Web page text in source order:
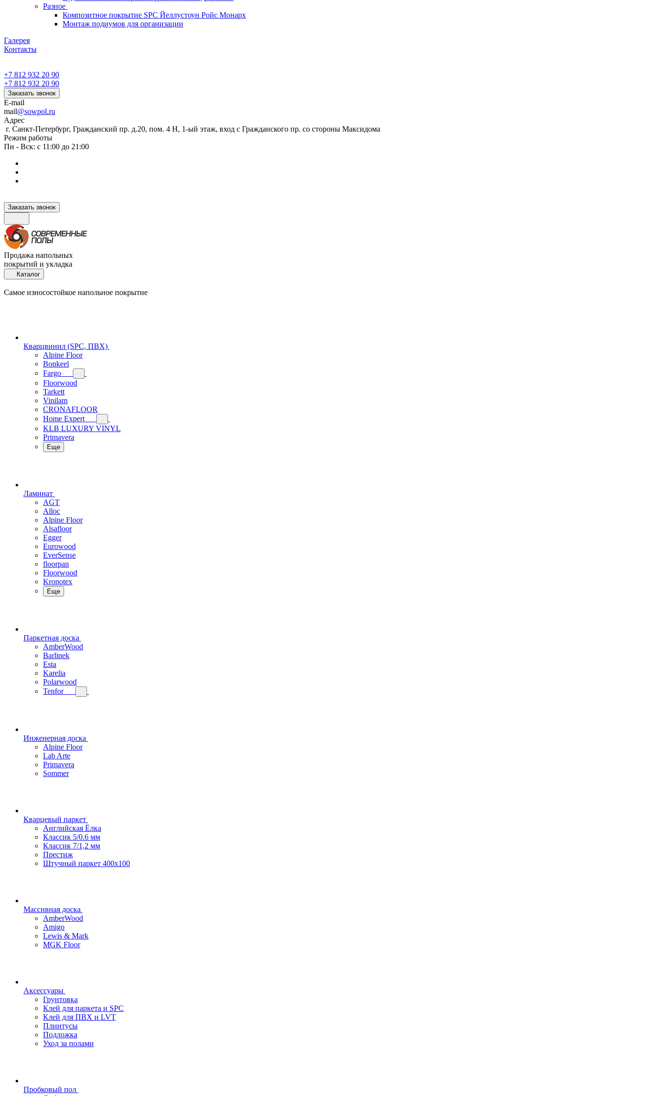
Разное
Композитное покрытие SPC Йеллустоун Ройс Монарх
Монтаж подиумов для организации
Галерея
Контакты
+7 812 932 20 90
+7 812 932 20 90
Заказать звонок
E-mail
mail@sowpol.ru
Адрес
г. Санкт-Петербург, Гражданский пр. д.20, пом. 4 Н, 1-ый этаж, вход с Гражданского пр. со стороны Максидома
Режим работы
Пн - Вск: с 11:00 до 21:00
Заказать звонок
Продажа напольных
покрытий и укладка
Каталог
Самое износостойкое напольное покрытие
Кварцвинил (SPC, ПВХ)
Alpine Floor
Bonkeel
Fargo
Floorwood
Tarkett
Vinilam
CRONAFLOOR
Home Expert
KLB LUXURY VINYL
Primavera
Еще
Ламинат
AGT
Alloc
Alpine Floor
Alsafloor
Egger
Eurowood
EverSense
floorpan
Floorwood
Kronotex
Еще
Паркетная доска
AmberWood
Barlinek
Esta
Karelia
Polarwood
Tenfor
Инженерная доска
Alpine Floor
Lab Arte
Primavera
Sommer
Кварцевый паркет
Английская Ёлка
Классик 5/0.6 мм
Классик 7/1,2 мм
Престиж
Штучный паркет 400x100
Массивная доска
AmberWood
Amigo
Lewis & Mark
MGK Floor
Аксессуары
Грунтовка
Клей для паркета и SPC
Клей для ПВХ и LVT
Плинтусы
Подложка
Уход за полами
Пробковый пол